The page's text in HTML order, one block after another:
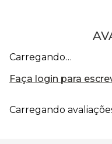
Carregando…
Faça login para
Carregando